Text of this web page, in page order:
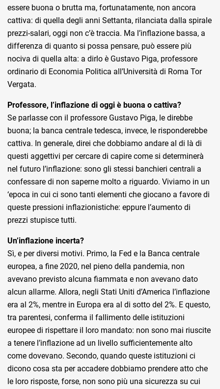
essere buona o brutta ma, fortunatamente, non ancora
cattiva: di quella degli anni Settanta, rilanciata dalla spirale
prezzi-salari, oggi non c’è traccia. Ma l’inflazione bassa, a
differenza di quanto si possa pensare, può essere più
nociva di quella alta: a dirlo è Gustavo Piga, professore
ordinario di Economia Politica all’Università di Roma Tor
Vergata.
Professore, l’inflazione di oggi è buona o cattiva?
Se parlasse con il professore Gustavo Piga, le direbbe
buona; la banca centrale tedesca, invece, le risponderebbe
cattiva. In generale, direi che dobbiamo andare al di là di
questi aggettivi per cercare di capire come si determinerà
nel futuro l’inflazione: sono gli stessi banchieri centrali a
confessare di non saperne molto a riguardo. Viviamo in un
‘epoca in cui ci sono tanti elementi che giocano a favore di
queste pressioni inflazionistiche: eppure l’aumento di
prezzi stupisce tutti.
Un’inflazione incerta?
Sì, e per diversi motivi. Primo, la Fed e la Banca centrale
europea, a fine 2020, nel pieno della pandemia, non
avevano previsto alcuna fiammata e non avevano dato
alcun allarme. Allora, negli Stati Uniti d’America l’inflazione
era al 2%, mentre in Europa era al di sotto del 2%. E questo,
tra parentesi, conferma il fallimento delle istituzioni
europee di rispettare il loro mandato: non sono mai riuscite
a tenere l’inflazione ad un livello sufficientemente alto
come dovevano. Secondo, quando queste istituzioni ci
dicono cosa sta per accadere dobbiamo prendere atto che
le loro risposte, forse, non sono più una sicurezza su cui